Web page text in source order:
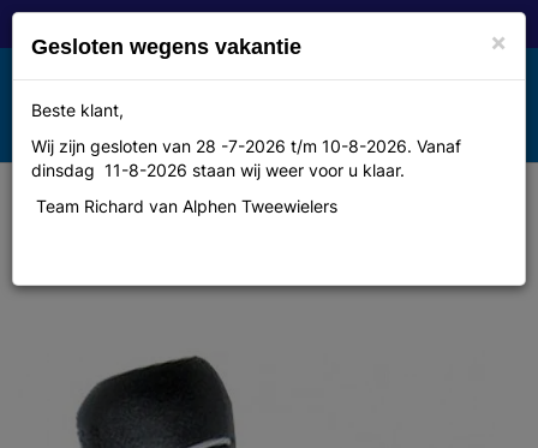
Toggle
navigation
MENU
Gazelle Gaz bel draai + handvat
×
Gesloten wegens vakantie
Beste klant,
Wij zijn gesloten van 28 -7-2026 t/m 10-8-2026. Vanaf
dinsdag 11-8-2026 staan wij weer voor u klaar.
Team Richard van Alphen Tweewielers